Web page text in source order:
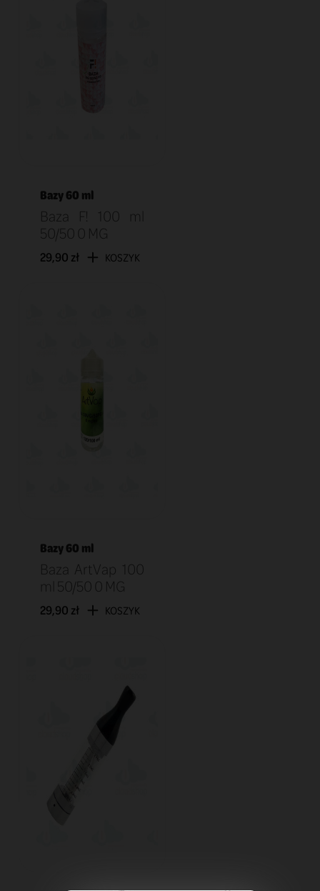
Bazy 60 ml
Baza F! 100 ml
50/50 0 MG
29,90 zł KOSZYK
Bazy 60 ml
Baza ArtVap 100
ml 50/50 0 MG
29,90 zł KOSZYK